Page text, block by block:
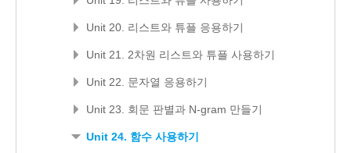
Unit 20. 리스트와 튜플 응용하기
Unit 21. 2차원 리스트와 튜플 사용하기
Unit 22. 문자열 응용하기
Unit 23. 회문 판별과 N-gram 만들기
Unit 24. 함수 사용하기